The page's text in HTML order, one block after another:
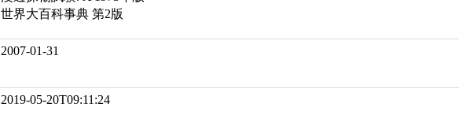
世界大百科事典 第2版
2007-01-31
2019-05-20T09:11:24